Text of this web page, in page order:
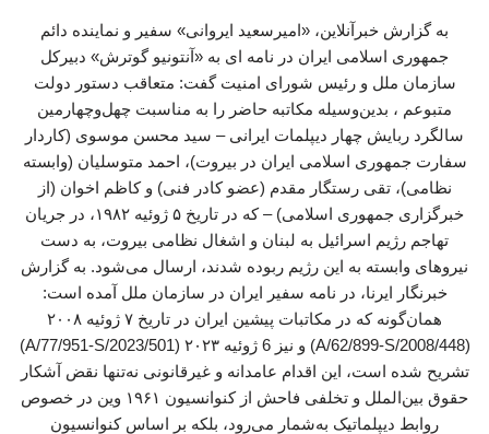
به گزارش خبرآنلاین، «امیرسعید ایروانی» سفیر و نماینده دائم
جمهوری اسلامی ایران در نامه ای به «آنتونیو گوترش» دبیرکل
سازمان ملل و رئیس شورای امنیت گفت: متعاقب دستور دولت
متبوعم ، بدین‌وسیله مکاتبه حاضر را به مناسبت چهل‌وچهارمین
سالگرد ربایش چهار دیپلمات ایرانی – سید محسن موسوی (کاردار
سفارت جمهوری اسلامی ایران در بیروت)، احمد متوسلیان (وابسته
نظامی)، تقی رستگار مقدم (عضو کادر فنی) و کاظم اخوان (از
خبرگزاری جمهوری اسلامی) – که در تاریخ ۵ ژوئیه ۱۹۸۲، در جریان
تهاجم رژیم اسرائیل به لبنان و اشغال نظامی بیروت، به دست
نیروهای وابسته به این رژیم ربوده شدند، ارسال می‌شود. به گزارش
خبرنگار ایرنا، در نامه سفیر ایران در سازمان ملل آمده است:
همان‌گونه که در مکاتبات پیشین ایران در تاریخ ۷ ژوئیه ۲۰۰۸
(A/62/899-S/2008/448) و نیز 6 ژوئیه ۲۰۲۳ (A/77/951-S/2023/501)
تشریح شده است، این اقدام عامدانه و غیرقانونی نه‌تنها نقض آشکار
حقوق بین‌الملل و تخلفی فاحش از کنوانسیون ۱۹۶۱ وین در خصوص
روابط دیپلماتیک به‌شمار می‌رود، بلکه بر اساس کنوانسیون